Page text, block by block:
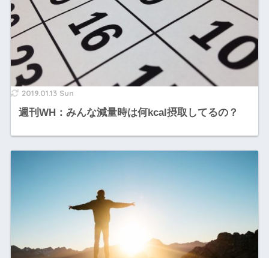
2019.01.13 Sun
週刊WH：みんな減量時は何kcal摂取してるの？